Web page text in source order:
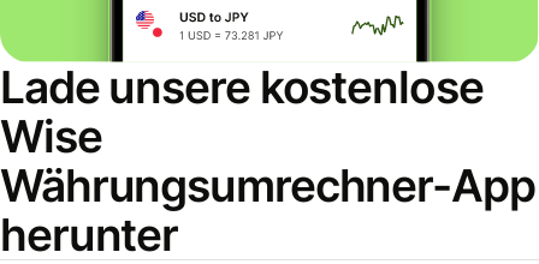
Lade unsere kostenlose
Wise
Währungsumrechner-App
herunter